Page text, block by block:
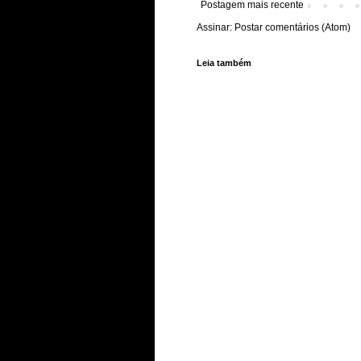
Postagem mais recente
Assinar: Postar comentários (Atom)
Leia também